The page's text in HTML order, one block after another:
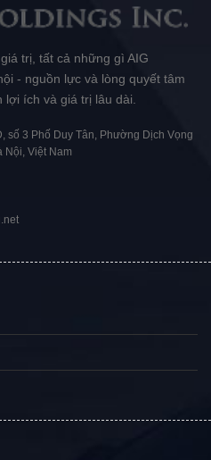
trị, tất cả những gì AIG
- nguồn lực và lòng quyết tâm
lợi ích và giá trị lâu dài.
số 3 Phố Duy Tân, Phường Dịch Vọng
Nội, Việt Nam